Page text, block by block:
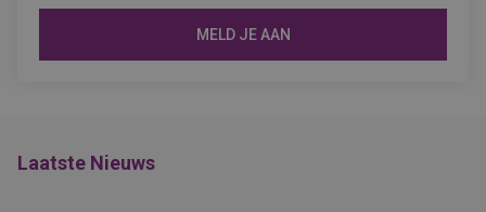
MELD JE AAN
Laatste Nieuws